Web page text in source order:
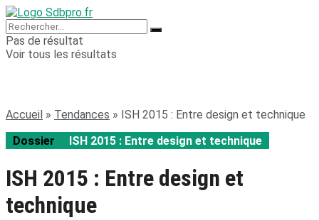
Pas de résultat
Voir tous les résultats
Accueil » Tendances » ISH 2015 : Entre design et technique
Dossier
ISH 2015 : Entre design et technique
ISH 2015 : Entre design et
technique